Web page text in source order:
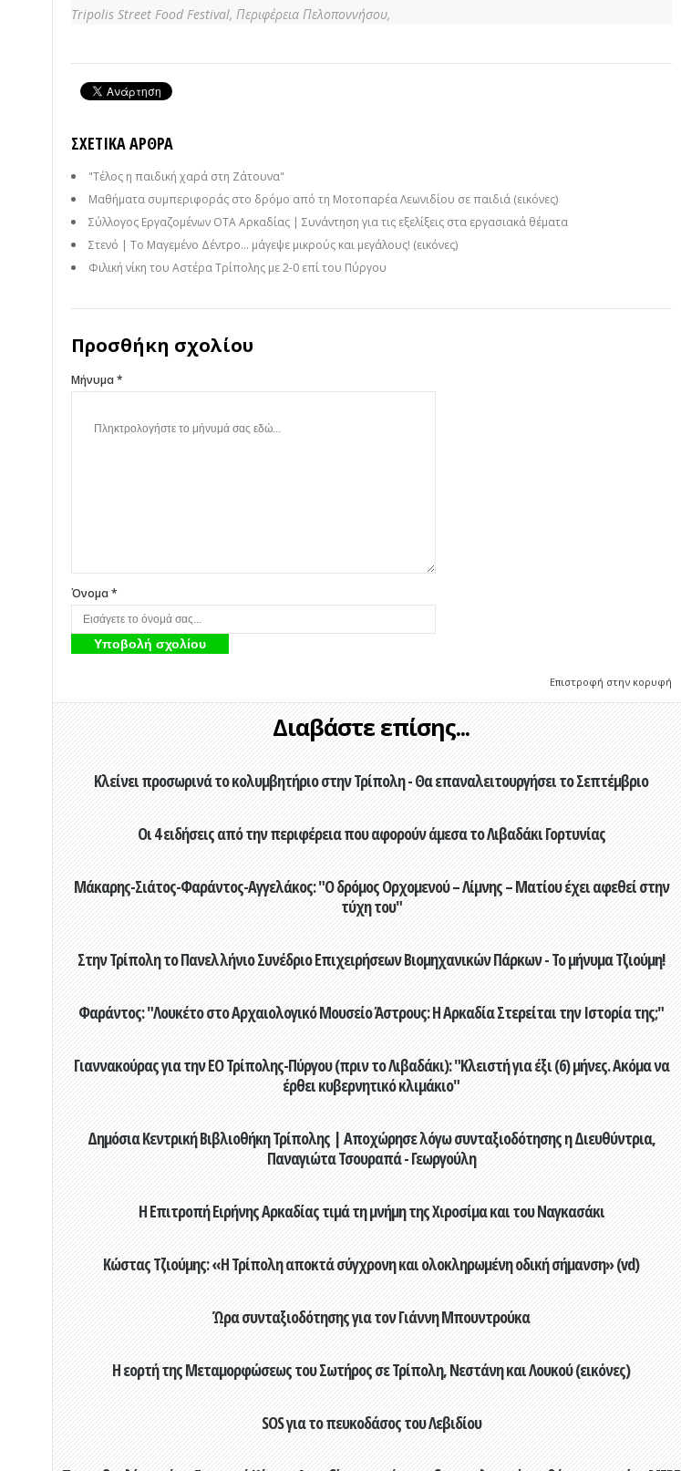
Tripolis Street Food Festival, Περιφέρεια Πελοποννήσου,
ΣΧΕΤΙΚΆ ΆΡΘΡΑ
"Τέλος η παιδική χαρά στη Ζάτουνα"
Μαθήματα συμπεριφοράς στο δρόμο από τη Μοτοπαρέα Λεωνιδίου σε παιδιά (εικόνες)
Σύλλογος Εργαζομένων ΟΤΑ Αρκαδίας | Συνάντηση για τις εξελίξεις στα εργασιακά θέματα
Στενό | Το Μαγεμένο Δέντρο… μάγεψε μικρούς και μεγάλους! (εικόνες)
Φιλική νίκη του Αστέρα Τρίπολης με 2-0 επί του Πύργου
Προσθήκη σχολίου
Μήνυμα *
Όνομα *
Επιστροφή στην κορυφή
Διαβάστε επίσης...
Κλείνει προσωρινά το κολυμβητήριο στην Τρίπολη - Θα επαναλειτουργήσει το Σεπτέμβριο
Οι 4 ειδήσεις από την περιφέρεια που αφορούν άμεσα το Λιβαδάκι Γορτυνίας
Μάκαρης-Σιάτος-Φαράντος-Αγγελάκος: "Ο δρόμος Ορχομενού – Λίμνης – Ματίου έχει αφεθεί στην
τύχη του"
Στην Τρίπολη το Πανελλήνιο Συνέδριο Επιχειρήσεων Βιομηχανικών Πάρκων - Το μήνυμα Τζιούμη!
Φαράντος: "Λουκέτο στο Αρχαιολογικό Μουσείο Άστρους: Η Αρκαδία Στερείται την Ιστορία της;"
Γιαννακούρας για την EO Τρίπολης-Πύργου (πριν το Λιβαδάκι): "Κλειστή για έξι (6) μήνες. Ακόμα να
έρθει κυβερνητικό κλιμάκιο"
Δημόσια Κεντρική Βιβλιοθήκη Τρίπολης | Αποχώρησε λόγω συνταξιοδότησης η Διευθύντρια,
Παναγιώτα Τσουραπά - Γεωργούλη
Η Επιτροπή Ειρήνης Αρκαδίας τιμά τη μνήμη της Χιροσίμα και του Ναγκασάκι
Κώστας Τζιούμης: «Η Τρίπολη αποκτά σύγχρονη και ολοκληρωμένη οδική σήμανση» (vd)
Ώρα συνταξιοδότησης για τον Γιάννη Μπουντρούκα
Η εορτή της Μεταμορφώσεως του Σωτήρος σε Τρίπολη, Νεστάνη και Λουκού (εικόνες)
SOS για το πευκοδάσος του Λεβιδίου